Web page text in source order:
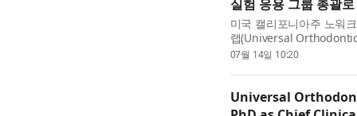
실험 응용 그룹 총괄
미국 캘리포니아주 노워
랩(Universal
카 료 박사(Dr. Ryo
07월 14일 10:20
Universal